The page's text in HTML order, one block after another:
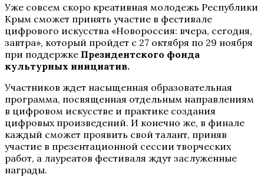
Уже совсем скоро креативная молодежь Республики
Крым сможет принять участие в фестивале
цифрового искусства «Новороссия: вчера, сегодня,
завтра», который пройдет с 27 октября по 29 ноября
при поддержке Президентского фонда
культурных инициатив.
Участников ждет насыщенная образовательная
программа, посвященная отдельным направлениям
в цифровом искусстве и практике создания
цифровых произведений. И конечно же, в финале
каждый сможет проявить свой талант, приняв
участие в презентационной сессии творческих
работ, а лауреатов фестиваля ждут заслуженные
награды.